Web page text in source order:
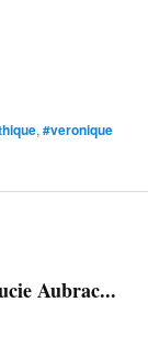
, #veronique
Aubrac...